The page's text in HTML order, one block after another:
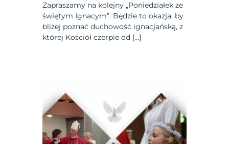
Zapraszamy na kolejny „Poniedziałek ze
świętym Ignacym”. Będzie to okazja, by
bliżej poznać duchowość ignacjańską, z
której Kościół czerpie od […]